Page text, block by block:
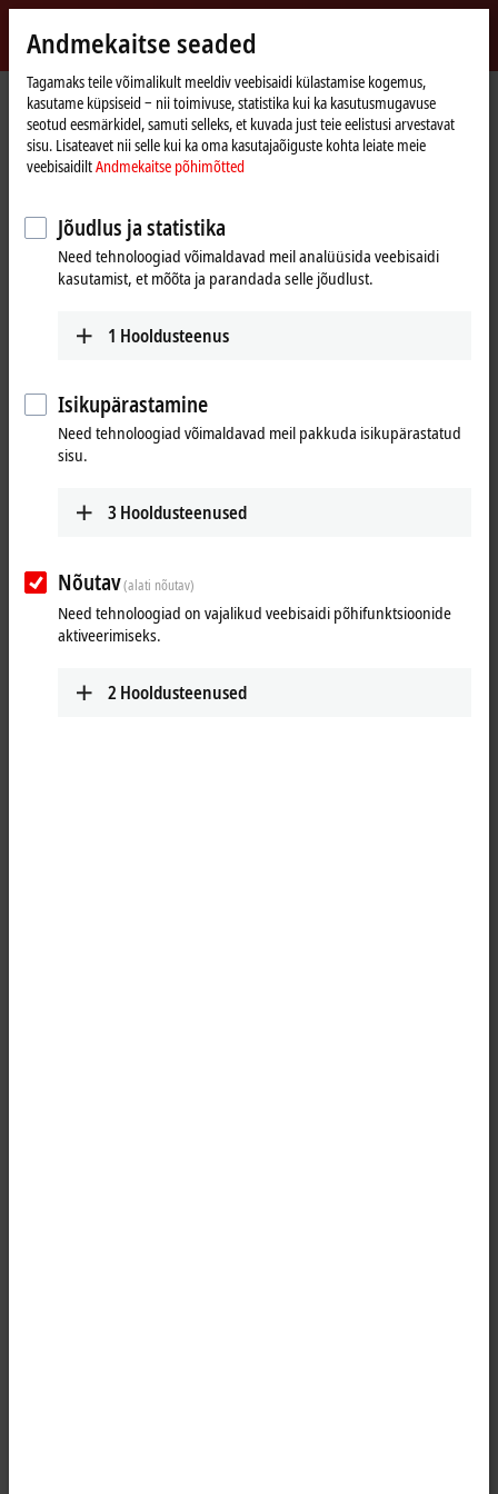
Beckhoff
-
New
Automation
Technology
Avaleht Products MX-System Product finder MX-System
Product finder MX-System
The product finder only works on devices with a larger display.
Use the tabular product finder on your mobile device to access our
Tabular product overview
Andmekaitse seaded
Tagamaks teile võimalikult meeldiv veebisaidi külastamise kogemus,
kasutame küpsiseid ‒ nii toimivuse, statistika kui ka kasutusmugavuse
seotud eesmärkidel, samuti selleks, et kuvada just teie eelistusi arvestavat
sisu. Lisateavet nii selle kui ka oma kasutajaõiguste kohta leiate meie
veebisaidiltAndmekaitse põhimõtted
Jõudlus ja statistika
Need tehnoloogiad võimaldavad meil analüüsida veebisaidi
kasutamist, et mõõta ja parandada selle jõudlust.
1 Hooldusteenus
Isikupärastamine
Need tehnoloogiad võimaldavad meil pakkuda isikupärastatud
sisu.
3 Hooldusteenused
Nõutav(alati nõutav)
Need tehnoloogiad on vajalikud veebisaidi põhifunktsioonide
aktiveerimiseks.
2 Hooldusteenused